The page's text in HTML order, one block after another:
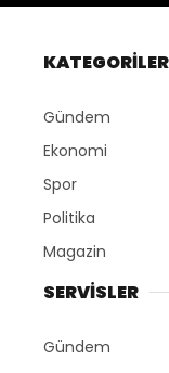
KATEGORİLER
Gündem
Ekonomi
Spor
Politika
Magazin
SERVİSLER
Gündem